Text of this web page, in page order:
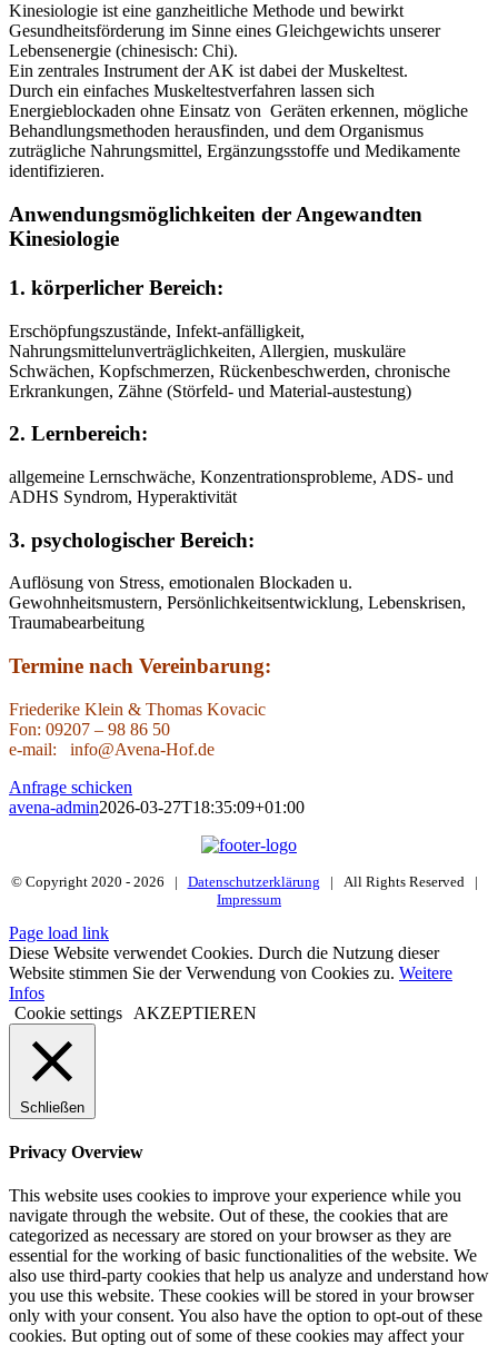
Kinesiologie ist eine ganzheitliche Methode und bewirkt
Gesundheitsförderung im Sinne eines Gleichgewichts unserer
Lebensenergie (chinesisch: Chi).
Ein zentrales Instrument der AK ist dabei der Muskeltest.
Durch ein einfaches Muskeltestverfahren lassen sich
Energieblockaden ohne Einsatz von Geräten erkennen, mögliche
Behandlungsmethoden herausfinden, und dem Organismus
zuträgliche Nahrungsmittel, Ergänzungsstoffe und Medikamente
identifizieren.
Anwendungsmöglichkeiten der Angewandten
Kinesiologie
1. körperlicher Bereich:
Erschöpfungszustände, Infekt-anfälligkeit,
Nahrungsmittelunverträglichkeiten, Allergien, muskuläre
Schwächen, Kopfschmerzen, Rückenbeschwerden, chronische
Erkrankungen, Zähne (Störfeld- und Material-austestung)
2. Lernbereich:
allgemeine Lernschwäche, Konzentrationsprobleme, ADS- und
ADHS Syndrom, Hyperaktivität
3. psychologischer Bereich:
Auflösung von Stress, emotionalen Blockaden u.
Gewohnheitsmustern, Persönlichkeitsentwicklung, Lebenskrisen,
Traumabearbeitung
Termine nach Vereinbarung:
Friederike Klein & Thomas Kovacic
Fon: 09207 – 98 86 50
e-mail: info@Avena-Hof.de
Anfrage schicken
avena-admin2026-03-27T18:35:09+01:00
© Copyright 2020 - 2026 | Datenschutzerklärung | All Rights Reserved |
Impressum
Page load link
Diese Website verwendet Cookies. Durch die Nutzung dieser
Website stimmen Sie der Verwendung von Cookies zu. Weitere
Infos
Cookie settings
AKZEPTIEREN
Schließen
Privacy Overview
This website uses cookies to improve your experience while you
navigate through the website. Out of these, the cookies that are
categorized as necessary are stored on your browser as they are
essential for the working of basic functionalities of the website. We
also use third-party cookies that help us analyze and understand how
you use this website. These cookies will be stored in your browser
only with your consent. You also have the option to opt-out of these
cookies. But opting out of some of these cookies may affect your